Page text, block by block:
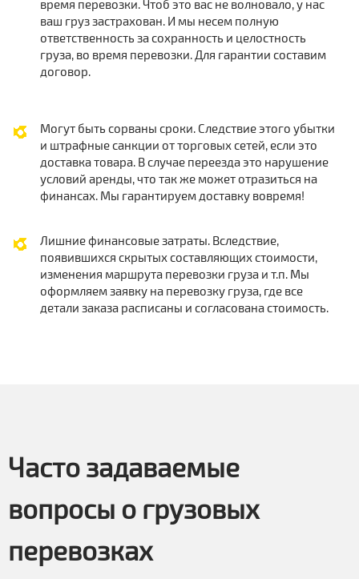
время перевозки. Чтоб это вас не волновало, у нас
ваш груз застрахован. И мы несем полную
ответственность за сохранность и целостность
груза, во время перевозки. Для гарантии составим
договор.
Могут быть сорваны сроки. Следствие этого убытки
и штрафные санкции от торговых сетей, если это
доставка товара. В случае переезда это нарушение
условий аренды, что так же может отразиться на
финансах. Мы гарантируем доставку вовремя!
Лишние финансовые затраты. Вследствие,
появившихся скрытых составляющих стоимости,
изменения маршрута перевозки груза и т.п. Мы
оформляем заявку на перевозку груза, где все
детали заказа расписаны и согласована стоимость.
Часто задаваемые
вопросы о грузовых
перевозках